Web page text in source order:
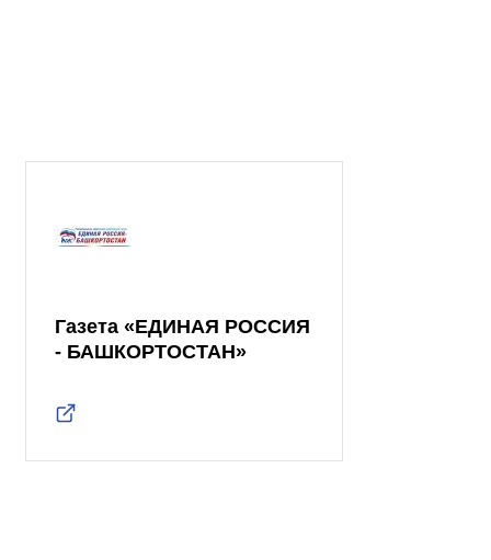
Газета «ЕДИНАЯ РОССИЯ
- БАШКОРТОСТАН»